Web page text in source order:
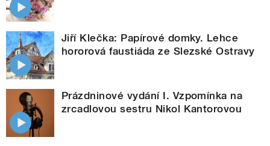
Jiří Klečka: Papírové domky. Lehce
hororová faustiáda ze Slezské Ostravy
Prázdninové vydání I. Vzpomínka na
zrcadlovou sestru Nikol Kantorovou